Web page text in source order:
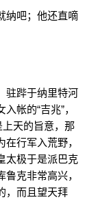
吧；他还直嘀
跸于纳里特河
帐的“吉兆”，
上天的旨意，那
行军入荒野，
太极于是派巴克
克非常高兴，
，而且望天拜